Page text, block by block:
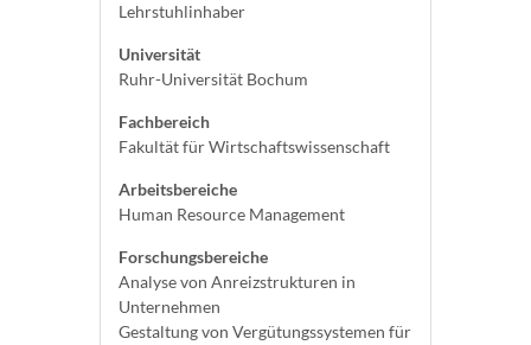
Lehrstuhlinhaber
Universität
Ruhr-Universität Bochum
Fachbereich
Fakultät für Wirtschaftswissenschaft
Arbeitsbereiche
Human Resource Management
Forschungsbereiche
Analyse von Anreizstrukturen in
Unternehmen
Gestaltung von Vergütungssystemen für